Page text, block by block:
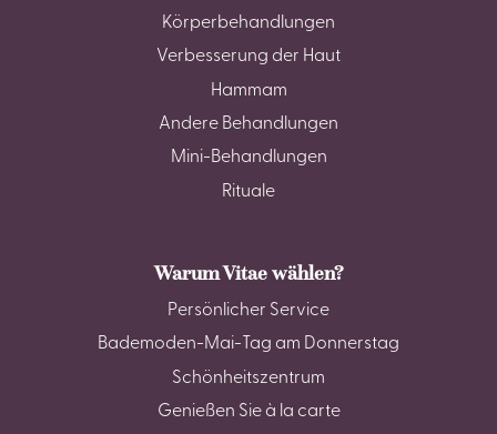
Körperbehandlungen
Verbesserung der Haut
Hammam
Andere Behandlungen
Mini-Behandlungen
Rituale
Warum Vitae wählen?
Persönlicher Service
Bademoden-Mai-Tag am Donnerstag
Schönheitszentrum
Genießen Sie à la carte